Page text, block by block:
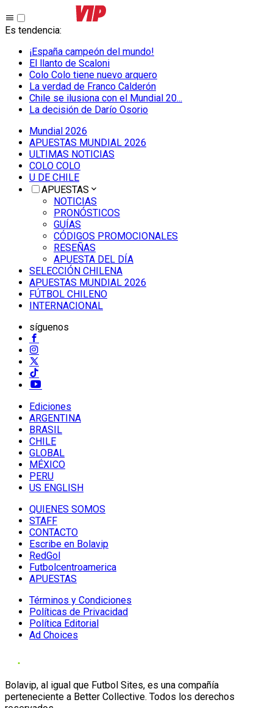
Es tendencia:
¡España campeón del mundo!
El llanto de Scaloni
Colo Colo tiene nuevo arquero
La verdad de Franco Calderón
Chile se ilusiona con el Mundial 20...
La decisión de Darío Osorio
Mundial 2026
APUESTAS MUNDIAL 2026
ULTIMAS NOTICIAS
COLO COLO
U DE CHILE
APUESTAS
NOTICIAS
PRONÓSTICOS
GUÍAS
CÓDIGOS PROMOCIONALES
RESEÑAS
APUESTA DEL DÍA
SELECCIÓN CHILENA
APUESTAS MUNDIAL 2026
FÚTBOL CHILENO
INTERNACIONAL
síguenos
Ediciones
ARGENTINA
BRASIL
CHILE
GLOBAL
MÉXICO
PERU
US ENGLISH
QUIENES SOMOS
STAFF
CONTACTO
Escribe en Bolavip
RedGol
Futbolcentroamerica
APUESTAS
Términos y Condiciones
Políticas de Privacidad
Política Editorial
Ad Choices
Bolavip, al igual que Futbol Sites, es una compañía
perteneciente a Better Collective. Todos los derechos